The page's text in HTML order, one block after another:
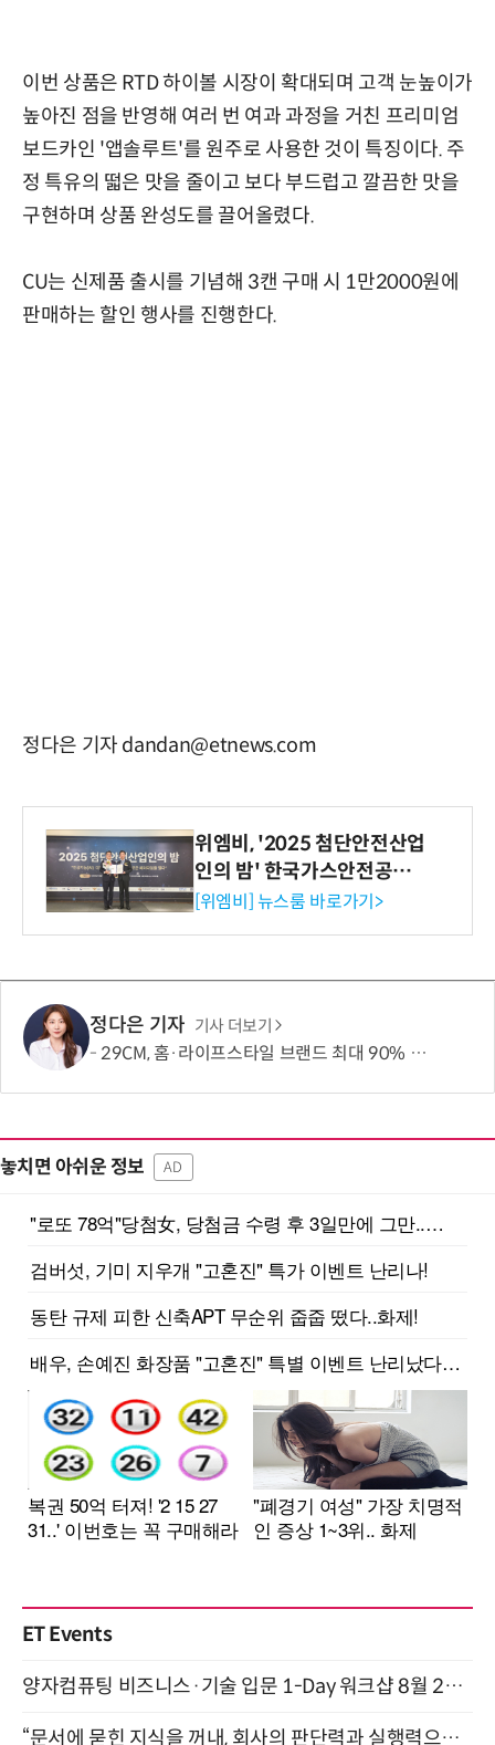
이번 상품은 RTD 하이볼 시장이 확대되며 고객 눈높이가
높아진 점을 반영해 여러 번 여과 과정을 거친 프리미엄
보드카인 '앱솔루트'를 원주로 사용한 것이 특징이다. 주
정 특유의 떫은 맛을 줄이고 보다 부드럽고 깔끔한 맛을
구현하며 상품 완성도를 끌어올렸다.
CU는 신제품 출시를 기념해 3캔 구매 시 1만2000원에
판매하는 할인 행사를 진행한다.
정다은 기자 dandan@etnews.com
위엠비, '2025 첨단안전산업
인의 밤' 한국가스안전공사
사장상 수상
[위엠비] 뉴스룸 바로가기>
정다은 기자 기사 더보기
29CM, 홈·라이프스타일 브랜드 최대 90% 할인 '이구홈위크' 실시
놓치면 아쉬운 정보 AD
ET Events
양자컴퓨팅 비즈니스·기술 입문 1-Day 워크샵 8월 28일 개최
“문서에 묻힌 지식을 꺼내, 회사의 판단력과 실행력으로 바꾸다” (8/20)